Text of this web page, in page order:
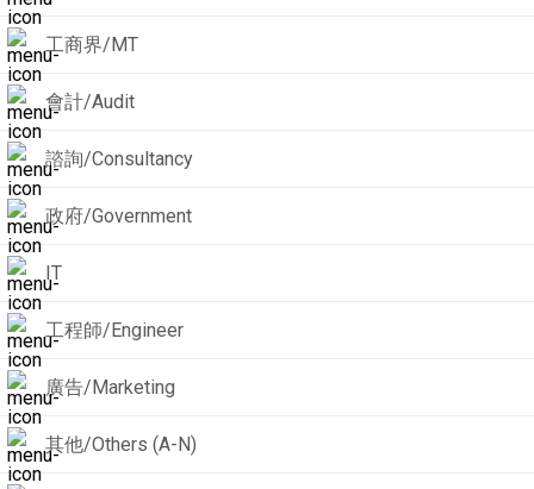
工商界/MT
會計/Audit
諮詢/Consultancy
政府/Government
IT
工程師/Engineer
廣告/Marketing
其他/Others (A-N)